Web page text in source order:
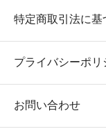
特定商取引法に基
プライバシーポリ
お問い合わせ